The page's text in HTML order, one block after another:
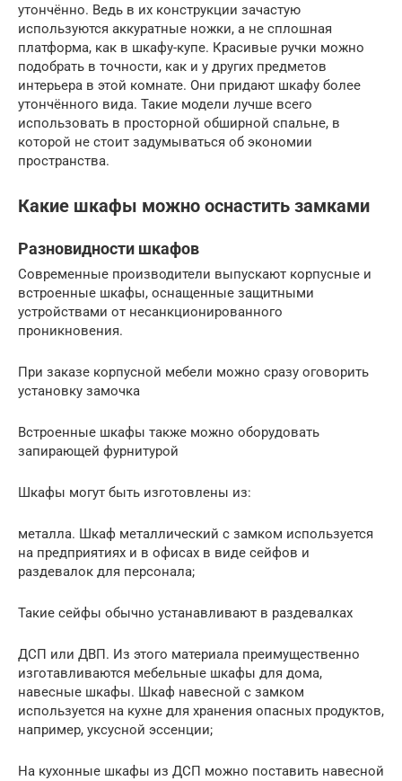
утончённо. Ведь в их конструкции зачастую
используются аккуратные ножки, а не сплошная
платформа, как в шкафу-купе. Красивые ручки можно
подобрать в точности, как и у других предметов
интерьера в этой комнате. Они придают шкафу более
утончённого вида. Такие модели лучше всего
использовать в просторной обширной спальне, в
которой не стоит задумываться об экономии
пространства.
Какие шкафы можно оснастить замками
Разновидности шкафов
Современные производители выпускают корпусные и
встроенные шкафы, оснащенные защитными
устройствами от несанкционированного
проникновения.
При заказе корпусной мебели можно сразу оговорить
установку замочка
Встроенные шкафы также можно оборудовать
запирающей фурнитурой
Шкафы могут быть изготовлены из:
металла. Шкаф металлический с замком используется
на предприятиях и в офисах в виде сейфов и
раздевалок для персонала;
Такие сейфы обычно устанавливают в раздевалках
ДСП или ДВП. Из этого материала преимущественно
изготавливаются мебельные шкафы для дома,
навесные шкафы. Шкаф навесной с замком
используется на кухне для хранения опасных продуктов,
например, уксусной эссенции;
На кухонные шкафы из ДСП можно поставить навесной